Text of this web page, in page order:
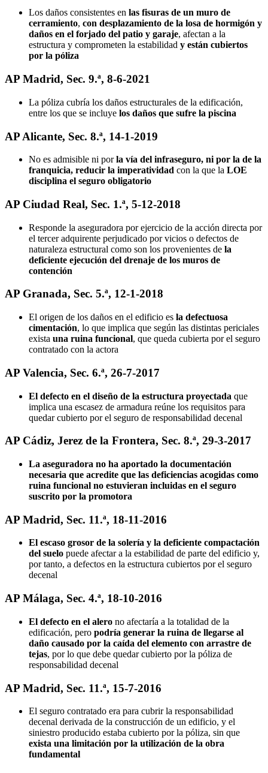
Los daños consistentes en las fisuras de un muro de
cerramiento, con desplazamiento de la losa de hormigón y
daños en el forjado del patio y garaje, afectan a la
estructura y comprometen la estabilidad y están cubiertos
por la póliza
AP Madrid, Sec. 9.ª, 8-6-2021
La póliza cubría los daños estructurales de la edificación,
entre los que se incluye los daños que sufre la piscina
AP Alicante, Sec. 8.ª, 14-1-2019
No es admisible ni porla vía del infraseguro, ni por la de la
franquicia, reducir la imperatividad con la que la LOE
disciplina el seguro obligatorio
AP Ciudad Real, Sec. 1.ª, 5-12-2018
Responde la aseguradora por ejercicio de la acción directa por
el tercer adquirente perjudicado por vicios o defectos de
naturaleza estructural como son los provenientes de la
deficiente ejecución del drenaje de los muros de
contención
AP Granada, Sec. 5.ª, 12-1-2018
El origen de los daños en el edificio es la defectuosa
cimentación, lo que implica que según las distintas periciales
exista una ruina funcional, que queda cubierta por el seguro
contratado con la actora
AP Valencia, Sec. 6.ª, 26-7-2017
El defecto en el diseño de la estructura proyectada que
implica una escasez de armadura reúne los requisitos para
quedar cubierto por el seguro de responsabilidad decenal
AP Cádiz, Jerez de la Frontera, Sec. 8.ª, 29-3-2017
La aseguradora no ha aportado la documentación
necesaria que acredite que las deficiencias acogidas como
ruina funcional no estuvieran incluidas en el seguro
suscrito por la promotora
AP Madrid, Sec. 11.ª, 18-11-2016
El escaso grosor de la solería y la deficiente compactación
del suelo puede afectar a la estabilidad de parte del edificio y,
por tanto, a defectos en la estructura cubiertos por el seguro
decenal
AP Málaga, Sec. 4.ª, 18-10-2016
El defecto en el alero no afectaría a la totalidad de la
edificación, pero podría generar la ruina de llegarse al
daño causado por la caída del elemento con arrastre de
tejas, por lo que debe quedar cubierto por la póliza de
responsabilidad decenal
AP Madrid, Sec. 11.ª, 15-7-2016
El seguro contratado era para cubrir la responsabilidad
decenal derivada de la construcción de un edificio, y el
siniestro producido estaba cubierto por la póliza, sin que
exista una limitación por la utilización de la obra
fundamental